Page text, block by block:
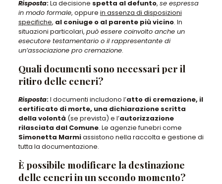
Risposta:La decisione spetta al defunto, se espressa
in modo formale, oppure in assenza di disposizioni
specifiche, al coniuge o al parente più vicino. In
situazioni particolari, può essere coinvolto anche un
esecutore testamentario o il rappresentante di
un’associazione pro cremazione.
Quali documenti sono necessari per il
ritiro delle ceneri?
Risposta:I documenti includono l’atto di cremazione, il
certificato di morte, una dichiarazione scritta
della volontà (se prevista) e l’autorizzazione
rilasciata dal Comune. Le agenzie funebri come
Simonetta Marmiassistono nella raccolta e gestione di
tutta la documentazione.
È possibile modificare la destinazione
delle ceneri in un secondo momento?